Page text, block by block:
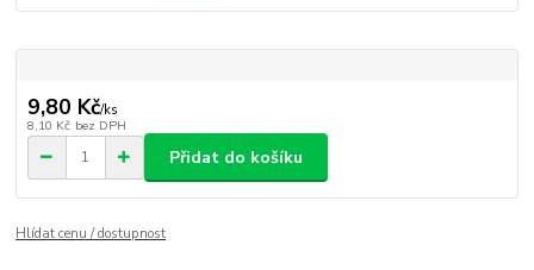
9,80 Kč/ks
8,10 Kč bez DPH
Přidat do košíku
Hlídat cenu / dostupnost